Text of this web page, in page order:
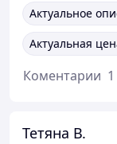
Актуальное
Актуальная
Коментарии 1
Тетяна В.